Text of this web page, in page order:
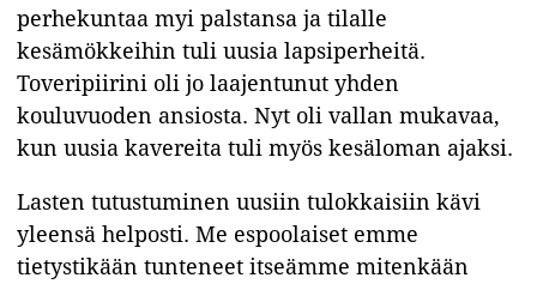
perhekuntaa myi palstansa ja tilalle
kesämökkeihin tuli uusia lapsiperheitä.
Toveripiirini oli jo laajentunut yhden
kouluvuoden ansiosta. Nyt oli vallan mukavaa,
kun uusia kavereita tuli myös kesäloman ajaksi.
Lasten tutustuminen uusiin tulokkaisiin kävi
yleensä helposti. Me espoolaiset emme
tietystikään tunteneet itseämme mitenkään